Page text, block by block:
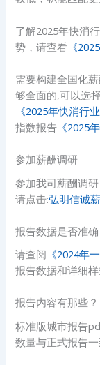
了解2025年快消
势，请查看 《
需要构建全国化
够全面的,可以选
《2025年快消行
指数报告 《2025
参加薪酬调研
参加我司薪酬调
请点击:弘明信诚
报告数据是否准确
请查阅 《2024年
报告数据和详细样
报告内容有那些？
标准版城市报告
数量与正式报告